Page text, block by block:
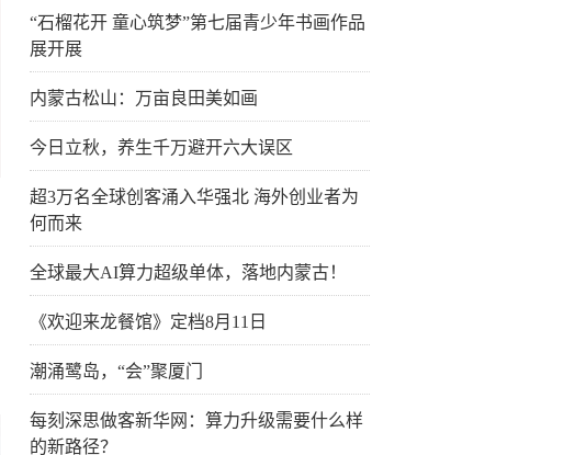
“石榴花开 童心筑梦”第七届青少年书画作品
展开展
内蒙古松山：万亩良田美如画
今日立秋，养生千万避开六大误区
超3万名全球创客涌入华强北 海外创业者为
何而来
全球最大AI算力超级单体，落地内蒙古！
《欢迎来龙餐馆》定档8月11日
潮涌鹭岛，“会”聚厦门
每刻深思做客新华网：算力升级需要什么样
的新路径？